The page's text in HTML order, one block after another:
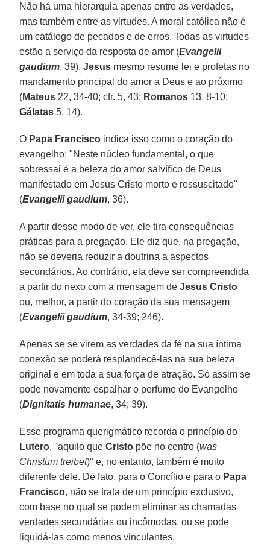
Não há uma hierarquia apenas entre as verdades,
mas também entre as virtudes. A moral católica não é
um catálogo de pecados e de erros. Todas as virtudes
estão a serviço da resposta de amor (Evangelii
gaudium, 39).Jesus mesmo resume lei e profetas no
mandamento principal do amor a Deus e ao próximo
(Mateus 22, 34-40; cfr. 5, 43; Romanos 13, 8-10;
Gálatas 5, 14).
O Papa Francisco indica isso como o coração do
evangelho: "Neste núcleo fundamental, o que
sobressai é a beleza do amor salvífico de Deus
manifestado em Jesus Cristo morto e ressuscitado"
(Evangelii gaudium, 36).
A partir desse modo de ver, ele tira consequências
práticas para a pregação. Ele diz que, na pregação,
não se deveria reduzir a doutrina a aspectos
secundários. Ao contrário, ela deve ser compreendida
a partir do nexo com a mensagem deJesus Cristo
ou, melhor, a partir do coração da sua mensagem
(Evangelii gaudium, 34-39; 246).
Apenas se se virem as verdades da fé na sua íntima
conexão se poderá resplandecê-las na sua beleza
original e em toda a sua força de atração. Só assim se
pode novamente espalhar o perfume do Evangelho
(Dignitatis humanae, 34; 39).
Esse programa querigmático recorda o princípio do
Lutero, "aquilo queCristo põe no centro (was
Christum treibet)" e, no entanto, também é muito
diferente dele. De fato, para o Concílio e para o Papa
Francisco, não se trata de um princípio exclusivo,
com base no qual se podem eliminar as chamadas
verdades secundárias ou incômodas, ou se pode
liquidá-las como menos vinculantes.